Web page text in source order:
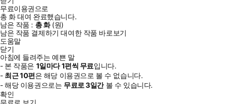
무료이용권으로
총 화대여 완료했습니다.
남은 작품 : 총화(원)
남은 작품 결제하기 대여한 작품 바로보기
도움말
닫기
아침에 들려주는 예쁜 말
- 본 작품은 1일마다1편씩 무료입니다.
- 최근10편은 해당 이용권으로 볼 수 없습니다.
- 해당 이용권으로는 무료로3일간볼 수 있습니다.
확인